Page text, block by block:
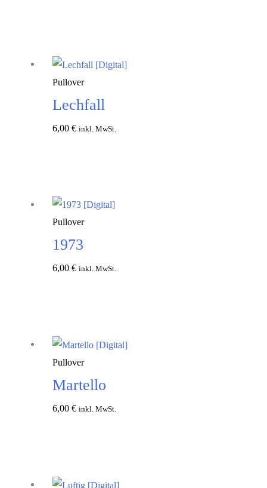
Pullover
Lechfall
6,00 € inkl. MwSt.
Pullover
1973
6,00 € inkl. MwSt.
Pullover
Martello
6,00 € inkl. MwSt.